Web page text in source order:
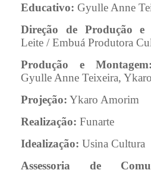
Educativo: Gyulle Anne
Direção de Produção e
Leite / Embuá Produtora
Produção e Montagem:
Gyulle Anne Teixeira,
Projeção: Ykaro Amorim
Realização: Funarte
Idealização: Usina Cultura
Assessoria de